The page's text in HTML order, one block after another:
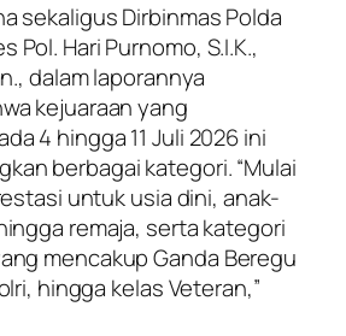
sekaligus Dirbinmas Polda
Pol. Hari Purnomo, S.I.K.,
dalam laporannya
kejuaraan yang
4 hingga 11 Juli 2026 ini
berbagai kategori. “Mulai
untuk usia dini, anak-
remaja, serta kategori
mencakup Ganda Beregu
hingga kelas Veteran,”